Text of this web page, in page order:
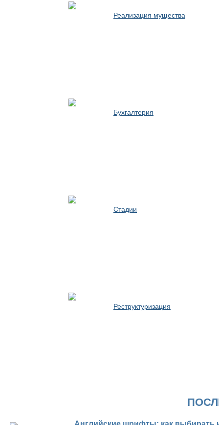
Реализация мущества
Бухгалтерия
Стадии
Реструктуризация